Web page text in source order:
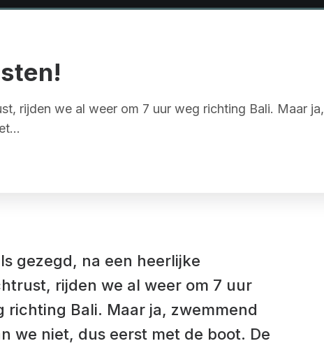
rijden we al weer om 7 uur weg richting Bali. Maar ja,
gezegd, na een heerlijke
rijden we al weer om 7 uur
richting Bali. Maar ja, zwemmend
we niet, dus eerst met de boot. De